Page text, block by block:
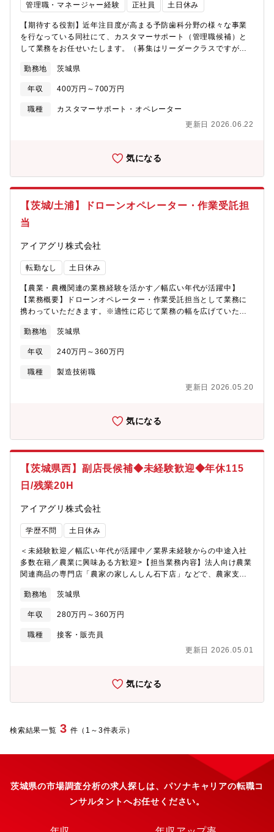
管理職・マネージャー経験 正社員 土日休み
【期待する役割】近年注目度が高まる予防歯科分野の様々な事業
を行なっている同社にて、カスタマーサポート（管理職候補）と
して業務をお任せいたします。（募集はリーダークラスですが、
サポートセンターは顧客との接点を担う重要なポジションです。
近年は技術の進化に伴い、カスタマーサポートへAIやチャットボ
ットを導入する企業が増えていますが、同社は顧客とのアナログ
なコミュニケーションを重要視しています。電話やメールでの対
応、キャンペーンへの反応を基にしたマーケティング、VOC分析
タマーサポートセンターをどう導いていくか、経営視点持ちなが
ら、マネジメントなどの業務を行なって頂きます。【業務詳細】■
カスタマーサービス部門の一般的な業務・取引先（歯科医院と歯
科用品の卸売業者がメイン）からの注文やお問い合わせ対応・一
般顧客からの注文や問合せ対応・歯科医院への情報提供・電話及
びＦＡＸ注文のデータ入力・web注文の管理・顧客情報の管理・
付随するマネジメント業務 など【オーラルケアグループの労働
間／有給取得率平均82％（正社員）／育休取得率100％（パート
勤務地 茨城県
年収 400万円～700万円
職種
カスタマーサポート・オペレーター
更新日 2026.06.22
気になる
【茨城/土浦】ドローンオペレーター・作業受託担
当
アイアグリ株式会社
転勤なし 土日休み
【農業・農機関連の業務経験を活かす／幅広い年代が活躍中】
【業務概要】ドローンオペレーター・作業受託担当として業務に
携わっていただきます。※適性に応じて業務の幅を広げていただ
整備等）■その他スマート農業商品の販売に関わる商品（無人ロボ
ット、各種センサー等）■農薬散布ボートの販売に関わる業務■顧
客圃場へのレーザーレベラー業務請負■大型農機販売（トラクタ
ー、各種作業機をはじめとする各種中古農業機械）■新規戦略商材
発）■スマート農業に関連するデータ分析業務等への対応：スマー
売に関わる業務【魅力】農業の担い手は減少傾向にありますが、
農業法人の増加に伴い、農業資材の需要は高まり続けています。
同社は住友化学グループの一員として安定した財政基盤を持ち、
土壌分析を行える技術力を誇ります。スマート農業（ドローンな
どのロボット技術やICT活用）を全国の農家に指導し、自社ECサ
イトでプライベートブランドを販売するなど、農業界をリードす
る企業です。【同社について】同社は30,000名の会員専業農家の
えています。規模拡大の販路開拓、収量向上の栽培指導、生産者
トしています。
勤務地 茨城県
年収 240万円～360万円
職種
製造技術職
更新日 2026.05.20
気になる
【茨城県西】副店長候補◆未経験歓迎◆年休115
日/残業20H
アイアグリ株式会社
学歴不問 土日休み
＜未経験歓迎／幅広い年代が活躍中／業界未経験からの中途入社
多数在籍／農業に興味ある方歓迎>【担当業務内容】法人向け農業
関連商品の専門店「農家の家しんしん石下店」などで、農家支援
す。副店長候補として入社し、将来的には店長としての活躍を期
待しています。農薬、肥料、種子、農業機械などの資材の接客・
販売、ビニールハウスの設計、土壌診断に基づいた肥料提案、経
営相談・指導など、多岐にわたる業務を担当していただきます。
は副店長補佐として業務を行いながら、副店長を目指していただ
となっています。※昇進後の年収例 ・副店長（係長）420万円・
店長（課長）520万円【「農家の店 しんしん」とは】■全国各地
40店舗を構え、農業従事者の情報発信基地として機能していま
に対応します。■農業従事者の方との日常的なコミュニケーション
傾向にありますが、農業法人の増加に伴い、農業資材の需要は高
まり続けています。当社は住友化学グループの一員として安定し
た財政基盤を持ち、土壌分析を行える技術力を誇ります。スマー
ト農業（ドローンなどのロボット技術やICT活用）を全国の農家に
指導し、自社ECサイトでプライベートブランドを販売するなど、
の会員専業農家の生産者網を持ち、汎用品から専門商品まで豊富
勤務地 茨城県
年収 280万円～360万円
職種
接客・販売員
更新日 2026.05.01
気になる
検索結果一覧 3 件（1～3件表示）
茨城県の市場調査分析の求人探しは、パソナキャリアの転職コ
ンサルタントへお任せください。